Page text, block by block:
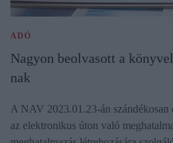
ADÓ
Nagyon beolvasott a
nak
A NAV 2023.01.23-án szándékosan
az elektronikus úton való